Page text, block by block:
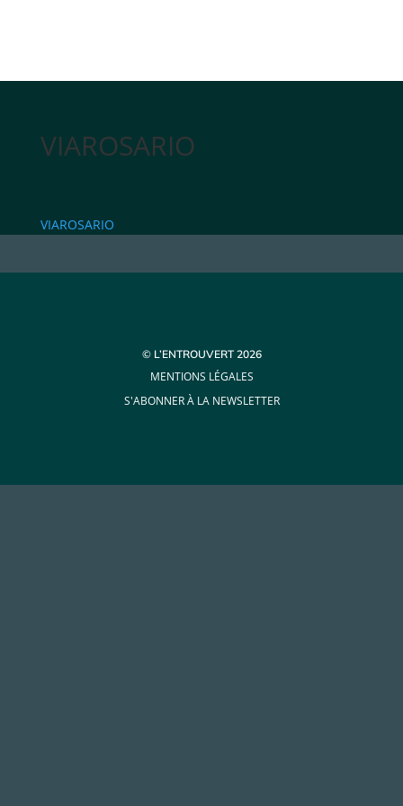
VIAROSARIO
VIAROSARIO
© L’ENTROUVERT 2026
MENTIONS LÉGALES
S'ABONNER À LA NEWSLETTER